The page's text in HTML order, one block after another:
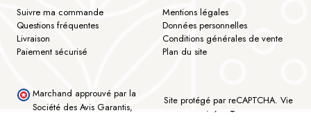
Suivre ma commande
Questions fréquentes
Livraison
Paiement sécurisé
Mentions légales
Données personnelles
Conditions générales de vente
Plan du site
Marchand approuvé par la
Société des Avis Garantis,
Site protégé par reCAPTCHA. Vie
privée
Termes